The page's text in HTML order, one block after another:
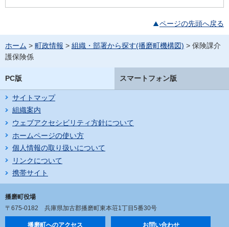
ページの先頭へ戻る
ホーム > 町政情報 > 組織・部署から探す(播磨町機構図) > 保険課介
護保険係
PC版 スマートフォン版
サイトマップ
組織案内
ウェブアクセシビリティ方針について
ホームページの使い方
個人情報の取り扱いについて
リンクについて
携帯サイト
播磨町役場
〒675-0182 兵庫県加古郡播磨町東本荘1丁目5番30号
播磨町へのアクセス お問い合わせ